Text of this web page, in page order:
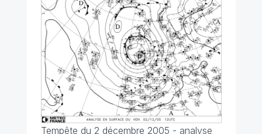
Tempête du 2 décembre 2005 - analyse